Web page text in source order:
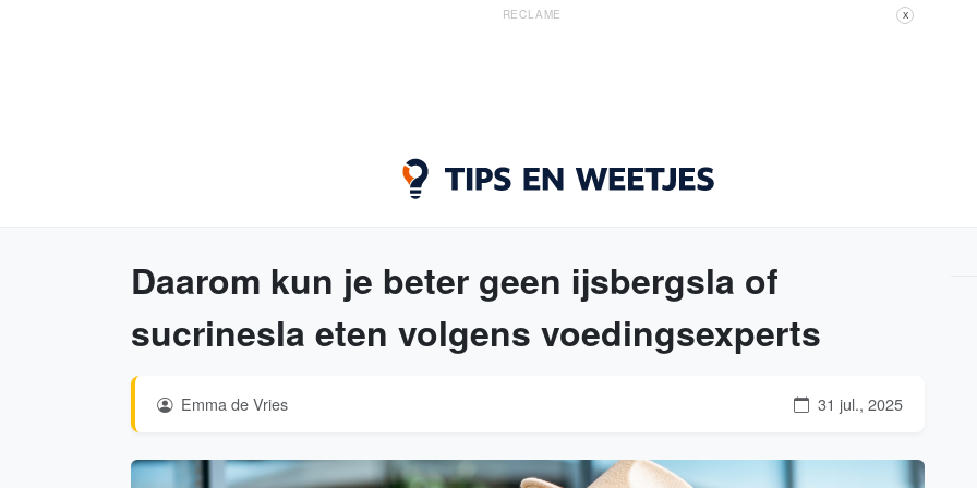
RECLAME X
Daarom kun je beter geen ijsbergsla of
sucrinesla eten volgens voedingsexperts
Emma de Vries 31 jul., 2025